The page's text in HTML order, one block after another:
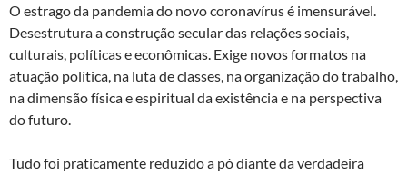
O estrago da pandemia do novo coronavírus é imensurável.
Desestrutura a construção secular das relações sociais,
culturais, políticas e econômicas. Exige novos formatos na
atuação política, na luta de classes, na organização do trabalho,
na dimensão física e espiritual da existência e na perspectiva
do futuro.
Tudo foi praticamente reduzido a pó diante da verdadeira